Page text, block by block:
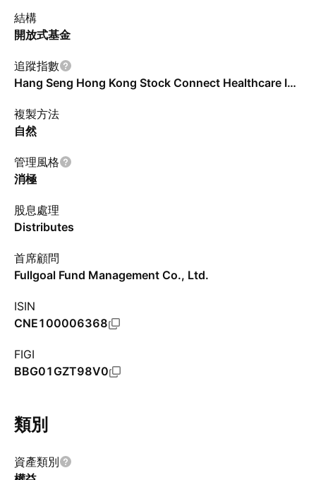
結構
開放式基金
追蹤指數
Hang Seng Hong Kong Stock Connect Healthcare Index - CNY - Chinese Renminbi - Benchmark TR Gross
複製方法
自然
管理風格
消極
股息處理
Distributes
首席顧問
Fullgoal Fund Management Co., Ltd.
ISIN
CNE100006368
FIGI
BBG01GZT98V0
類別
資產類別